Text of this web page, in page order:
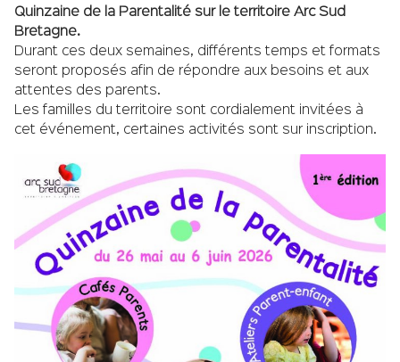
Quinzaine de la Parentalité sur le territoire Arc Sud
Bretagne.
Durant ces deux semaines, différents temps et formats
seront proposés afin de répondre aux besoins et aux
attentes des parents.
Les familles du territoire sont cordialement invitées à
cet événement, certaines activités sont sur inscription.